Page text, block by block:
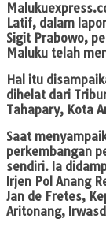
Latif, dalam
Sigit Prabowo,
Maluku telah
Hal itu
dihelat dari
Tahapary, Kota
Saat
perkembangan
sendiri. Ia
Irjen Pol Anang
Jan de Fretes,
Aritonang,